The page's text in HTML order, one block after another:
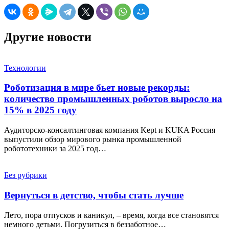
Другие новости
Технологии
Роботизация в мире бьет новые рекорды:
количество промышленных роботов выросло на
15% в 2025 году
Аудиторско-консалтинговая компания Kept и KUKA Россия
выпустили обзор мирового рынка промышленной
робототехники за 2025 год…
Без рубрики
Вернуться в детство, чтобы стать лучше
Лето, пора отпусков и каникул, – время, когда все становятся
немного детьми. Погрузиться в беззаботное…